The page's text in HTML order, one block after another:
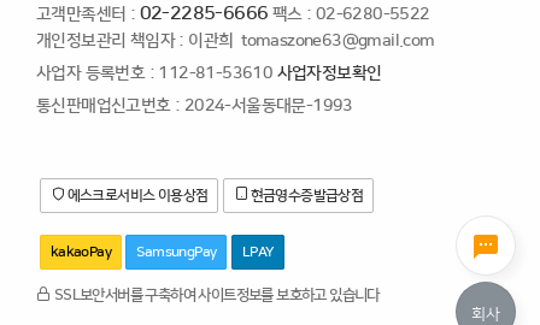
고객만족센터 : 02-2285-6666 팩스 : 02-6280-5522
개인정보관리 책임자 : 이관희 tomaszone63@gmail.com
사업자 등록번호 : 112-81-53610 사업자정보확인
통신판매업신고번호 : 2024-서울동대문-1993
에스크로서비스 이용상점 현금영수증발급상점
kakaoPay SamsungPay LPAY
SSL보안서버를 구축하여 사이트정보를 보호하고 있습니다
회사